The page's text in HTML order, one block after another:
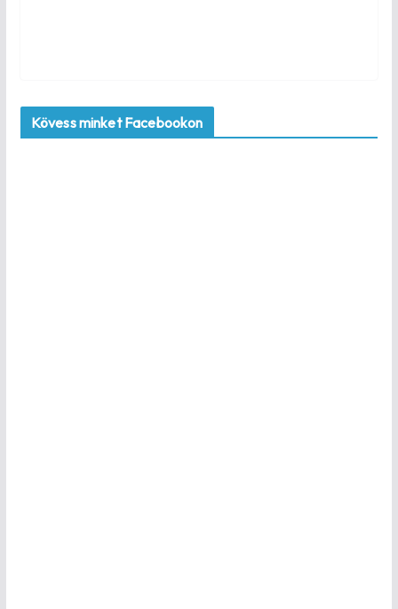
Kövess minket Facebookon